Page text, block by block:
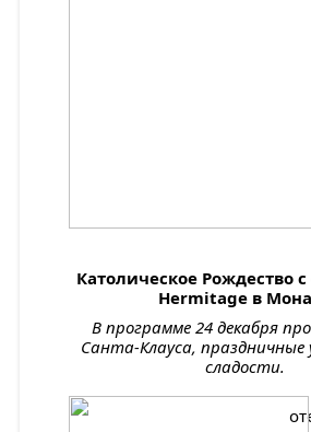
Католическое Рождество
Hermitageв
В программе 24 декабря
Санта-Клауса, праздничные
сладости.